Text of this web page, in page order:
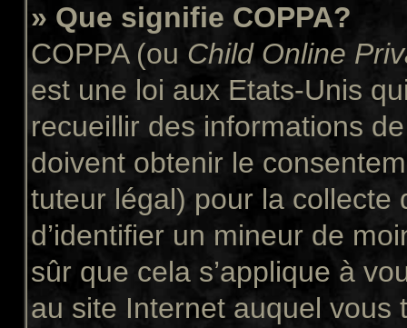
» Que signifie COPPA?
COPPA (ou Child Online
est une loi aux Etats-Unis
recueillir des informations
doivent obtenir le
tuteur légal) pour la collecte
d’identifier un mineur de
sûr que cela s’applique à
au site Internet auquel vous